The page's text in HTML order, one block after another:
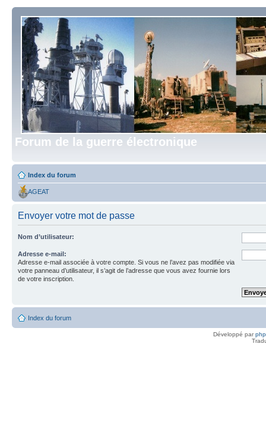
Forum de la guerre électronique
Index du forum
AGEAT
Envoyer votre mot de passe
Nom d’utilisateur:
Adresse e-mail:
Adresse e-mail associée à votre compte. Si vous ne l’avez pas modifiée via
votre panneau d’utilisateur, il s’agit de l’adresse que vous avez fournie lors
de votre inscription.
Index du forum
Développé par